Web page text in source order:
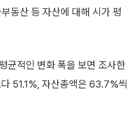
동산 등 자산에 대해 시가 평
균적인 변화 폭을 보면 조사한
51.1%, 자산총액은 63.7%씩